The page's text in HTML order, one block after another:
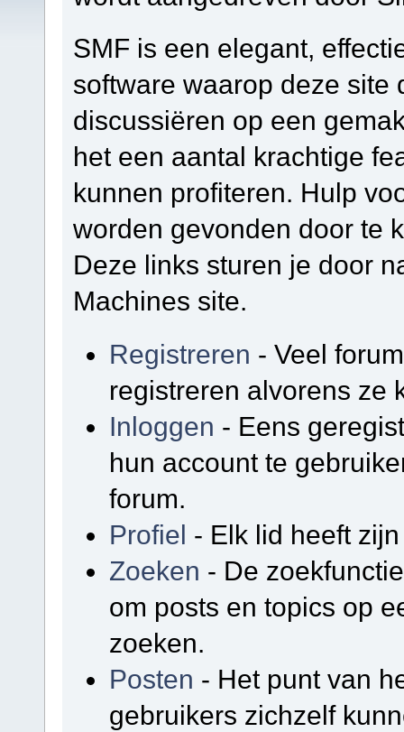
SMF is een elegant,
software waarop deze site
discussiëren op een
het een aantal krachtige
kunnen profiteren. Hulp
worden gevonden door te
Deze links sturen je door
Machines site.
Registreren - Veel
registreren alvorens ze
Inloggen - Eens
hun account te
forum.
Profiel - Elk lid heeft
Zoeken - De
om posts en topics op
zoeken.
Posten - Het punt van
gebruikers zichzelf